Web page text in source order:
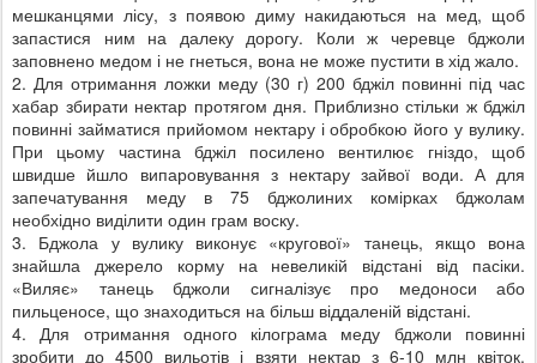
мешканцями лісу, з появою диму накидаються на мед, щоб
запастися ним на далеку дорогу. Коли ж черевце бджоли
заповнено медом і не гнеться, вона не може пустити в хід жало.
2. Для отримання ложки меду (30 г) 200 бджіл повинні під час
хабар збирати нектар протягом дня. Приблизно стільки ж бджіл
повинні займатися прийомом нектару і обробкою його у вулику.
При цьому частина бджіл посилено вентилює гніздо, щоб
швидше йшло випаровування з нектару зайвої води. А для
запечатування меду в 75 бджолиних комірках бджолам
необхідно виділити один грам воску.
3. Бджола у вулику виконує «кругової» танець, якщо вона
знайшла джерело корму на невеликій відстані від пасіки.
«Виляє» танець бджоли сигналізує про медоноси або
пильценосе, що знаходиться на більш віддаленій відстані.
4. Для отримання одного кілограма меду бджоли повинні
зробити до 4500 вильотів і взяти нектар з 6-10 млн квіток.